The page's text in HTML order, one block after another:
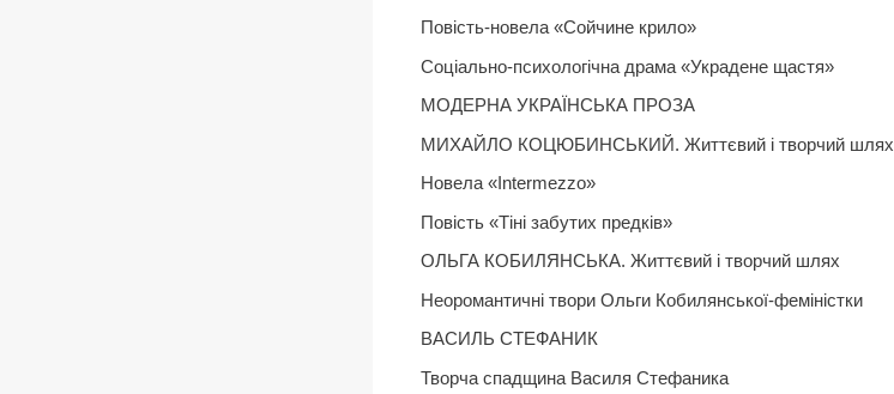
Повість-новела «Сойчине крило»
Соціально-психологічна драма «Украдене щастя»
МОДЕРНА УКРАЇНСЬКА ПРОЗА
МИХАЙЛО КОЦЮБИНСЬКИЙ. Життєвий і творчий шлях
Новела «Intermezzo»
Повість «Тіні забутих предків»
ОЛЬГА КОБИЛЯНСЬКА. Життєвий і творчий шлях
Неоромантичні твори Ольги Кобилянської-феміністки
ВАСИЛЬ СТЕФАНИК
Творча спадщина Василя Стефаника